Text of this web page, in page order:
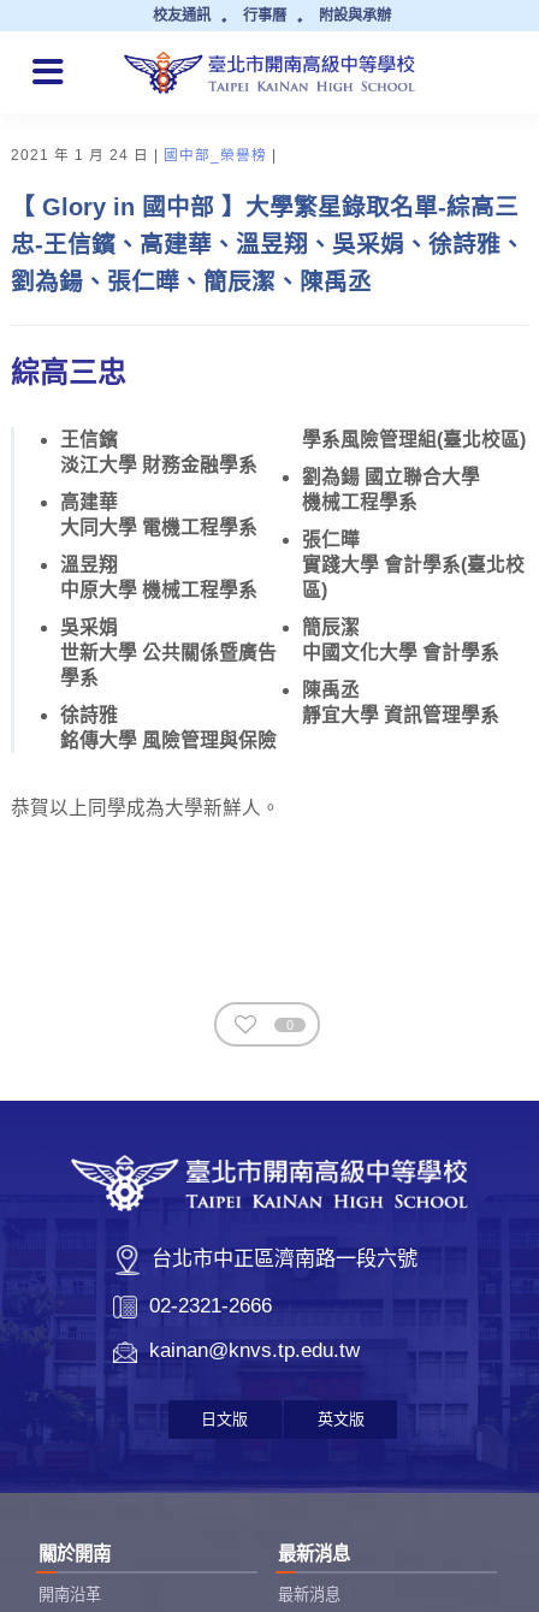
校友通訊 行事曆 附設與承辦
QUICK LINKS
2021 年 1 月 24 日 國中部_榮譽榜
【 Glory in 國中部 】大學繁星錄取名單-綜高三
忠-王信鑌、高建華、溫昱翔、吳采娟、徐詩雅、
劉為鍚、張仁曄、簡辰潔、陳禹丞
綜高三忠
王信鑌
淡江大學 財務金融學系
高建華
大同大學 電機工程學系
溫昱翔
中原大學 機械工程學系
吳采娟
世新大學 公共關係暨廣告
學系
徐詩雅
銘傳大學 風險管理與保險
學系風險管理組(臺北校區)
劉為鍚 國立聯合大學
機械工程學系
張仁曄
實踐大學 會計學系(臺北校
區)
簡辰潔
中國文化大學 會計學系
陳禹丞
靜宜大學 資訊管理學系
恭賀以上同學成為大學新鮮人。
0
台北市中正區濟南路一段六號
02-2321-2666
kainan@knvs.tp.edu.tw
日文版 英文版
關於開南
開南沿革
最新消息
最新消息